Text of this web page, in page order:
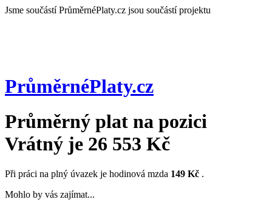
Jsme součástí PrůměrnéPlaty.cz jsou součástí projektu
PrůměrnéPlaty.cz
Průměrný plat na pozici
Vrátný je 26 553 Kč
Při práci na plný úvazek je hodinová mzda 149 Kč .
Mohlo by vás zajímat...